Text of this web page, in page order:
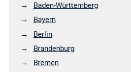
Baden-Württemberg
Bayern
Berlin
Brandenburg
Bremen